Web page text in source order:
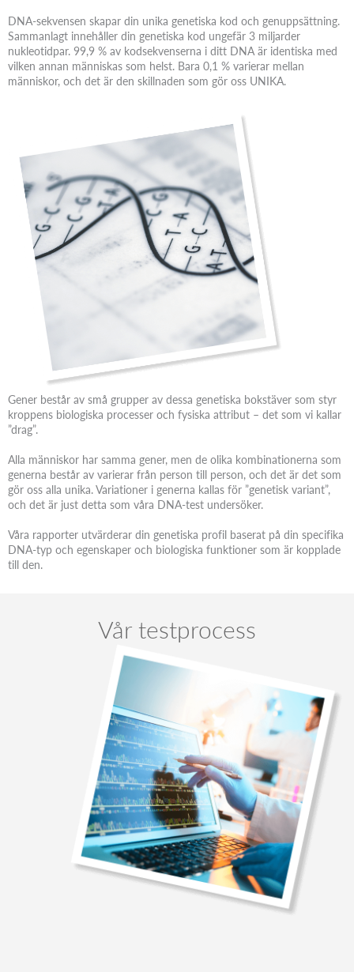
DNA-sekvensen skapar din unika genetiska kod och genuppsättning.
Sammanlagt innehåller din genetiska kod ungefär 3 miljarder
nukleotidpar. 99,9 % av kodsekvenserna i ditt DNA är identiska med
vilken annan människas som helst. Bara 0,1 % varierar mellan
människor, och det är den skillnaden som gör oss UNIKA.
Gener består av små grupper av dessa genetiska bokstäver som styr
kroppens biologiska processer och fysiska attribut – det som vi kallar
”drag”.
Alla människor har samma gener, men de olika kombinationerna som
generna består av varierar från person till person, och det är det som
gör oss alla unika. Variationer i generna kallas för ”genetisk variant”,
och det är just detta som våra DNA-test undersöker.
Våra rapporter utvärderar din genetiska profil baserat på din specifika
DNA-typ och egenskaper och biologiska funktioner som är kopplade
till den.
Vår testprocess